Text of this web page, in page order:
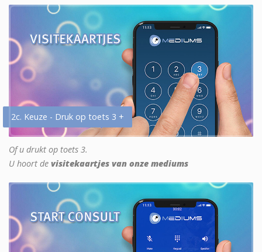
2c. Keuze - Druk op toets 3 +
Of u drukt op toets 3.
U hoort de visitekaartjes van onze mediums